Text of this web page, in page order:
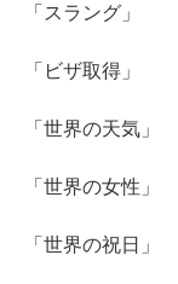
「スラング」
「ビザ取得」
「世界の天気」
「世界の女性」
「世界の祝日」